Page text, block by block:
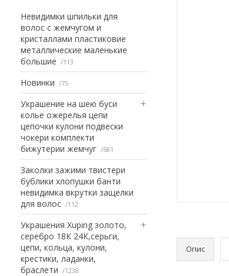
Невидимки шпильки для
волос с жемчугом и
кристаллами пластиковие
металлические маленькие
большие
113
Новинки 75
Украшение на шею буси
колье ожерелья цепи
цепочки кулони подвески
чокери комплекти
бижутерии жемчуг
681
Заколки зажими твистери
бублики хлопушки банти
невидимка вкрутки защелки
для волос
112
Украшения Xuping золото,
серебро 18К 24К,серьги,
цепи, кольца, кулони,
крестики, ладанки,
браслети
1238
Опис